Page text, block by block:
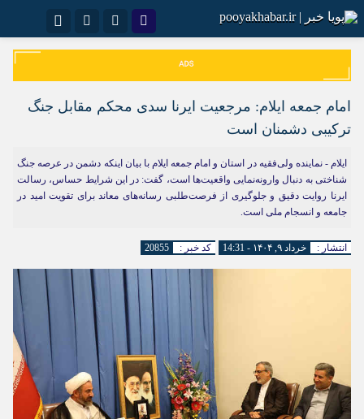
اینستاگرام تلگرام نام کاربری یا نشانی ایمیل
رمز عبور
مرا به خاطر بسپار
امام جمعه ایلام: مرجعیت ایرنا سدی محکم مقابل جنگ
ترکیبی دشمنان است
ایلام - نماینده ولی‌فقیه در استان و امام جمعه ایلام با بیان اینکه دشمن در عرصه جنگ
شناختی به دنبال وارونه‌نمایی واقعیت‌ها است، گفت: در این شرایط حساس، رسالت
ایرنا روایت دقیق و جلوگیری از فرصت‌طلبی رسانه‌های معاند برای تقویت امید در
جامعه و انسجام ملی است.
انتشار : خرداد ۹, ۱۴۰۴ - 14:31 کد خبر : 20855